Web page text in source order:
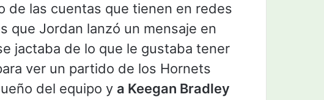
de las cuentas que tienen en redes
que Jordan lanzó un mensaje en
jactaba de lo que le gustaba tener
ver un partido de los Hornets
del equipo y a Keegan Bradley